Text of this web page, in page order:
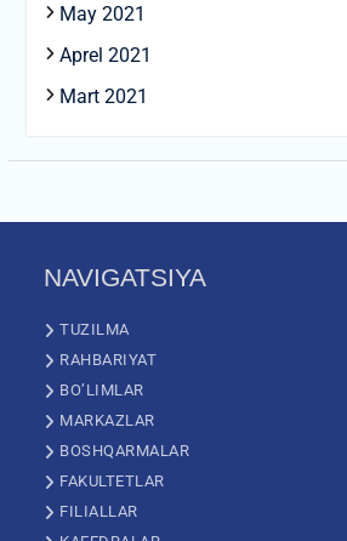
May 2021
Aprel 2021
Mart 2021
NAVIGATSIYA
TUZILMA
RAHBARIYAT
BO’LIMLAR
MARKAZLAR
BOSHQARMALAR
FAKULTETLAR
FILIALLAR